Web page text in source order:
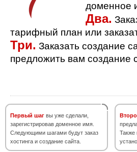
доменное
Два.
тарифный план или
Три. Заказать создание
предложить вам создание
Первый шаг вы уже сделали,
зарегистрировав доменное имя.
Следующими шагами будут заказ
хостинга и создание сайта.
Также